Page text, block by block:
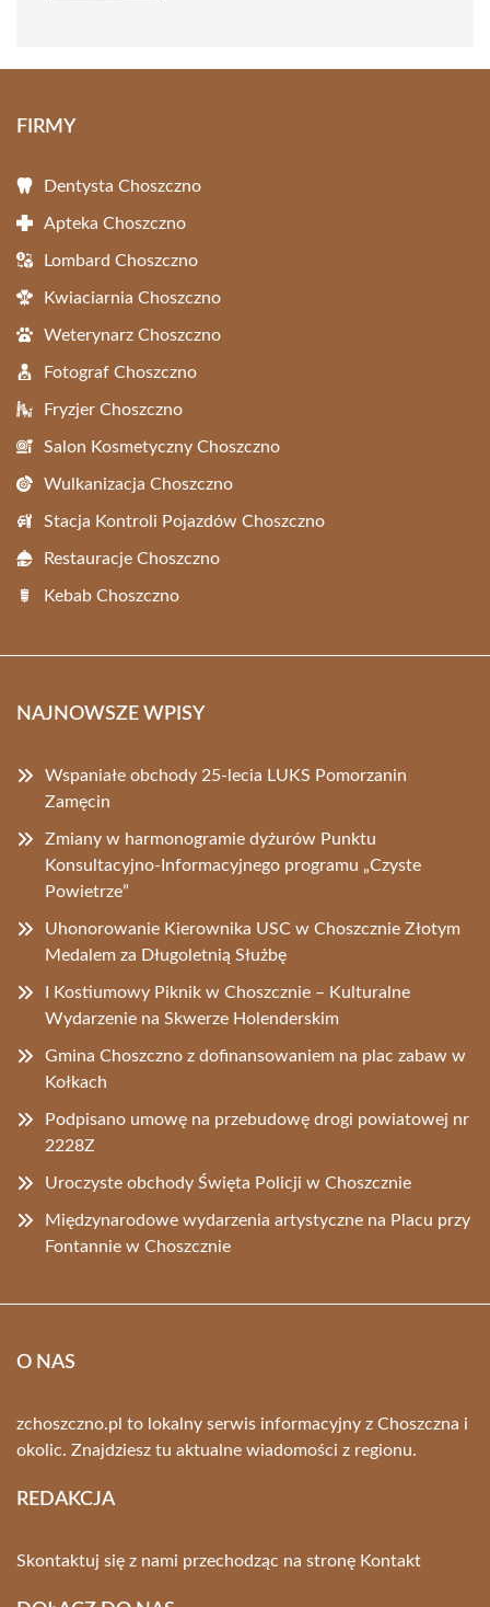
FIRMY
Dentysta Choszczno
Apteka Choszczno
Lombard Choszczno
Kwiaciarnia Choszczno
Weterynarz Choszczno
Fotograf Choszczno
Fryzjer Choszczno
Salon Kosmetyczny Choszczno
Wulkanizacja Choszczno
Stacja Kontroli Pojazdów Choszczno
Restauracje Choszczno
Kebab Choszczno
NAJNOWSZE WPISY
Wspaniałe obchody 25-lecia LUKS Pomorzanin
Zamęcin
Zmiany w harmonogramie dyżurów Punktu
Konsultacyjno-Informacyjnego programu „Czyste
Powietrze”
Uhonorowanie Kierownika USC w Choszcznie Złotym
Medalem za Długoletnią Służbę
I Kostiumowy Piknik w Choszcznie – Kulturalne
Wydarzenie na Skwerze Holenderskim
Gmina Choszczno z dofinansowaniem na plac zabaw w
Kołkach
Podpisano umowę na przebudowę drogi powiatowej nr
2228Z
Uroczyste obchody Święta Policji w Choszcznie
Międzynarodowe wydarzenia artystyczne na Placu przy
Fontannie w Choszcznie
O NAS
zchoszczno.pl to lokalny serwis informacyjny z Choszczna i
okolic. Znajdziesz tu aktualne wiadomości z regionu.
REDAKCJA
Skontaktuj się z nami przechodząc na stronę Kontakt